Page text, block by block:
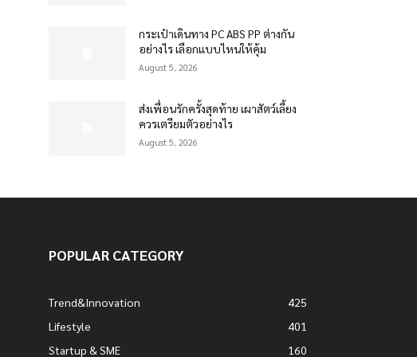
กระเป๋าเดินทาง PC ABS PP ต่างกัน
อย่างไร เลือกแบบไหนให้คุ้ม
August 5, 2026
ส่งเพื่อนรักครั้งสุดท้าย เผาสัตว์เลี้ยง
ควรเตรียมตัวอย่างไร
August 5, 2026
POPULAR CATEGORY
Trend&Innovation
425
Lifestyle
401
Startup & SME
160